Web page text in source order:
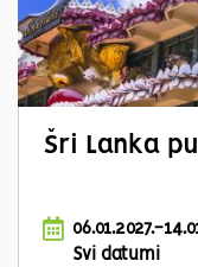
Šri Lanka
06.01.2027.-
Svi datumi